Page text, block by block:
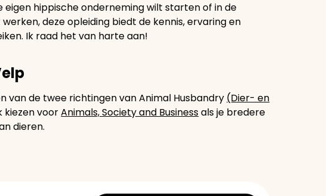
eigen hippische onderneming wilt starten of in de
deze opleiding biedt de kennis, ervaring en
Ik raad het van harte aan!
van de twee richtingen van Animal Husbandry (Dier- en
kiezen voorAnimals, Society and Businessals je bredere
dieren.